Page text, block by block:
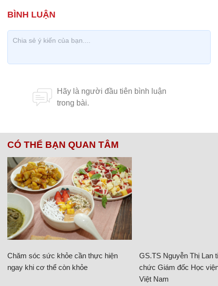
CÓ THỂ BẠN QUAN TÂM
Chăm sóc sức khỏe cần thực hiện
ngay khi cơ thể còn khỏe
GS.TS Nguyễn Thị Lan
chức Giám đốc Học
Việt Nam